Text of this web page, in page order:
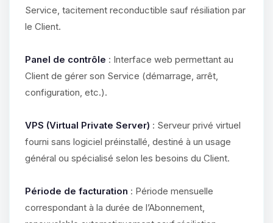
Service, tacitement reconductible sauf résiliation par
le Client.
Panel de contrôle : Interface web permettant au
Client de gérer son Service (démarrage, arrêt,
configuration, etc.).
VPS (Virtual Private Server) : Serveur privé virtuel
fourni sans logiciel préinstallé, destiné à un usage
général ou spécialisé selon les besoins du Client.
Période de facturation : Période mensuelle
correspondant à la durée de l’Abonnement,
Youpi, enfin quelqu’un pour me